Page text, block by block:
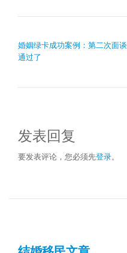
婚姻绿卡成功案例：第二次面谈
通过了
发表回复
要发表评论，您必须先登录。